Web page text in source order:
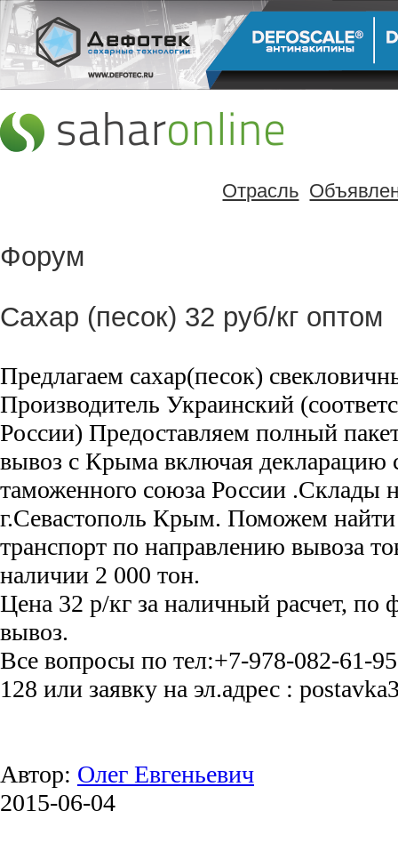
Отрасль
Форум
Сахар (песок) 32 руб/кг оптом
Предлагаем сахар(песок)
Производитель Украинский
России) Предоставляем полный
вывоз с Крыма включая декларацию
таможенного союза России .Склады
г.Севастополь Крым. Поможем
транспорт по направлению вывоза
наличии 2 000 тон.
Цена 32 р/кг за наличный расчет, по
вывоз.
Все вопросы по тел:+7-978-082-61-
128 или заявку на эл.адрес :
Автор: Олег Евгеньевич
2015-06-04